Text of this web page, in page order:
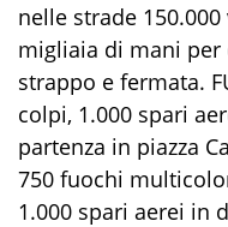
nelle strade
migliaia di mani per
strappo e fermata.
colpi, 1.000 spari
partenza in piazza
750 fuochi
1.000 spari aerei in